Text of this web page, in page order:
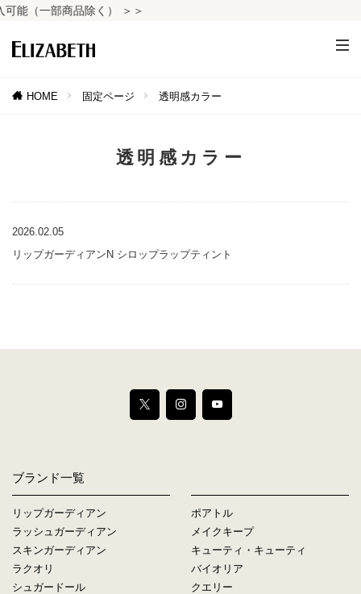
能（一部商品除く） ＞＞
HOME 固定ページ 透明感カラー
透明感カラー
2026.02.05
リップガーディアンN シロップラップティント
ブランド一覧
リップガーディアン
ラッシュガーディアン
スキンガーディアン
ラクオリ
シュガードール
ポアトル
メイクキープ
キューティ・キューティ
バイオリア
クエリー